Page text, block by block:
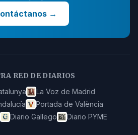
→
RED DE DIARIOS
La Voz de Madrid
Portada de València
Diario Gallego Diario PYME